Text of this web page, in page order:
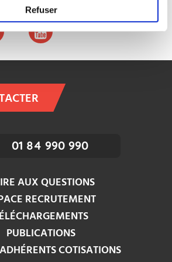
Refuser
01 84 990 990
AUX QUESTIONS
RECRUTEMENT
PUBLICATIONS
COTISATIONS